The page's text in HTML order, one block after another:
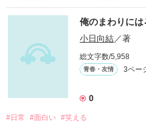
今回は、カワイイ系年下獣人男子
社会人の2歳差と学生の2歳差で
どうしても超えられない学年の
出来れば良いな、と思います！
俺のまわりに
小日向結／著
総文字数/5,958
青春・友情 3ペー
0
#日常 #面白い #笑える